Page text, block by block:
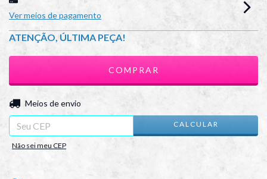
Ver meios de pagamento
ATENÇÃO, ÚLTIMA PEÇA!
Entregas para o CEP:
Meios de envio
CALCULAR
Não sei meu CEP